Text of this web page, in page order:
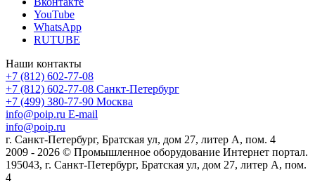
YouTube
WhatsApp
RUTUBE
Наши контакты
+7 (812) 602-77-08
+7 (812) 602-77-08 Санкт-Петербург
+7 (499) 380-77-90 Москва
info@poip.ru E-mail
info@poip.ru
г. Санкт-Петербург, Братская ул, дом 27, литер А, пом. 4
2009 - 2026 © Промышленное оборудование Интернет портал.
195043, г. Санкт-Петербург, Братская ул, дом 27, литер А, пом.
4